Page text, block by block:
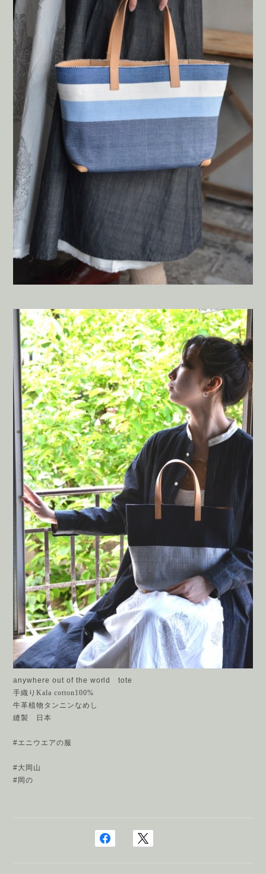
anywhere out of the worldtote
手織りKala cotton100%
牛革植物タンニンなめし
縫製 日本
#エニウエアの服
#大岡山
#岡の